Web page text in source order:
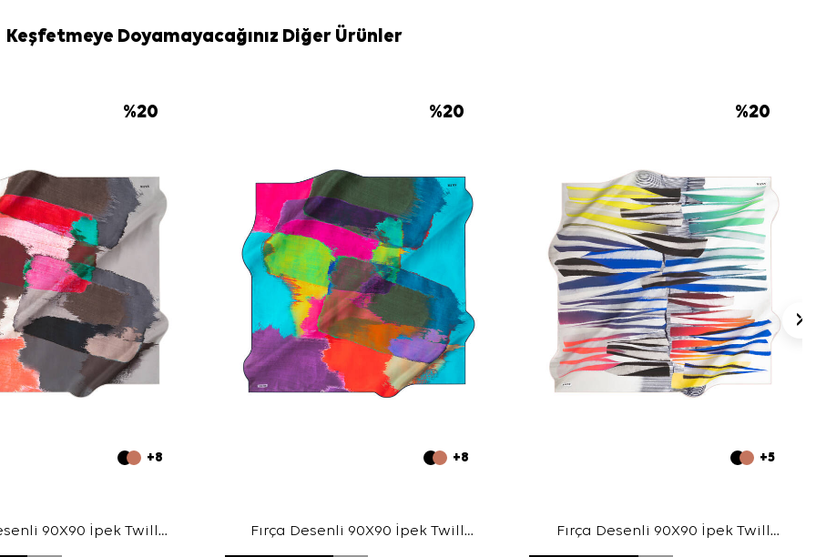
Bakım
Bu eşarp hangi malzemeden üretilmiştir?
Deseninde hangi renkler öne çıkar?
İpek tivil eşarp hangi kombinlerle kullanılır?
Keşfetmeye Doyamayacağınız Diğer Ürünler
%20
+8
90X90 İpek Twill
%20
+8
Fırça Desenli 90X90 İpek Twill
%20
+5
Fırça Desenli 90X90 İpek Twill